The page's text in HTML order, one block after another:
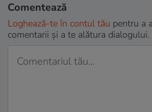
Comentează
Loghează-te în contul tău pentru a
comentarii și a te alătura dialogului.